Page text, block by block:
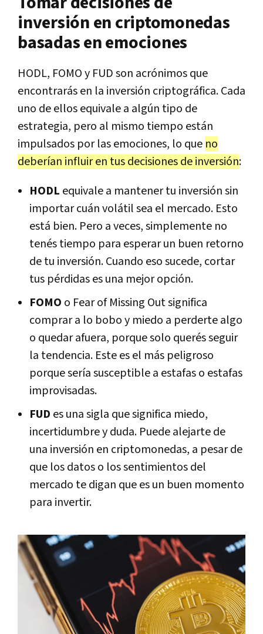
inversión en criptomonedas
basadas en emociones
HODL, FOMO y FUD son acrónimos que
encontrarás en la inversión criptográfica. Cada
uno de ellos equivale a algún tipo de
estrategia, pero al mismo tiempo están
impulsados por las emociones, lo que no
deberían influir en tus decisiones de inversión:
HODL equivale a mantener tu inversión sin
importar cuán volátil sea el mercado. Esto
está bien. Pero a veces, simplemente no
tenés tiempo para esperar un buen retorno
de tu inversión. Cuando eso sucede, cortar
tus pérdidas es una mejor opción.
FOMO o Fear of Missing Out significa
comprar a lo bobo y miedo a perderte algo
o quedar afuera, porque solo querés seguir
la tendencia. Este es el más peligroso
porque sería susceptible a estafas o estafas
improvisadas.
FUD es una sigla que significa miedo,
incertidumbre y duda. Puede alejarte de
una inversión en criptomonedas, a pesar de
que los datos o los sentimientos del
mercado te digan que es un buen momento
para invertir.